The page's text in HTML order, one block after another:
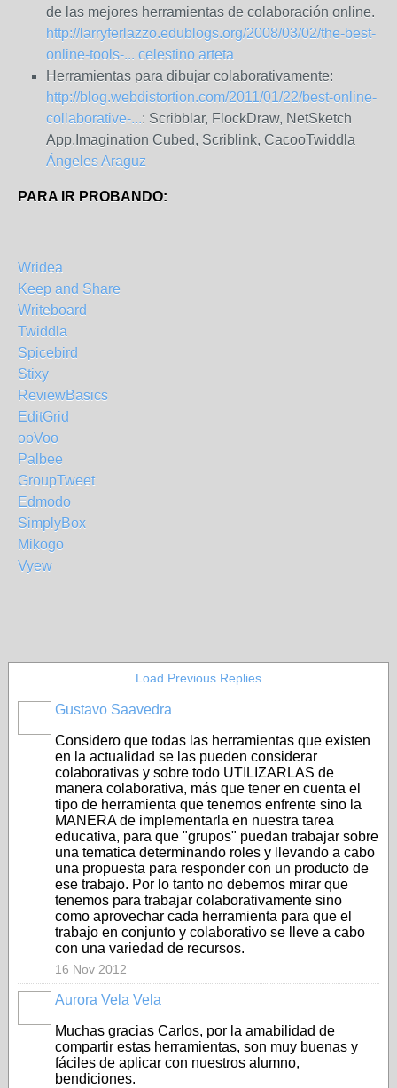
de las mejores herramientas de colaboración online.
http://larryferlazzo.edublogs.org/2008/03/02/the-best-
online-tools-... celestino arteta
Herramientas para dibujar colaborativamente:
http://blog.webdistortion.com/2011/01/22/best-online-
collaborative-...: Scribblar, FlockDraw, NetSketch
App,Imagination Cubed, Scriblink, CacooTwiddla
Ángeles Araguz
PARA IR PROBANDO:
Wridea
Keep and Share
Writeboard
Twiddla
Spicebird
Stixy
ReviewBasics
EditGrid
ooVoo
Palbee
GroupTweet
Edmodo
SimplyBox
Mikogo
Vyew
Load Previous Replies
Gustavo Saavedra
Considero que todas las herramientas que existen
en la actualidad se las pueden considerar
colaborativas y sobre todo UTILIZARLAS de
manera colaborativa, más que tener en cuenta el
tipo de herramienta que tenemos enfrente sino la
MANERA de implementarla en nuestra tarea
educativa, para que "grupos" puedan trabajar sobre
una tematica determinando roles y llevando a cabo
una propuesta para responder con un producto de
ese trabajo. Por lo tanto no debemos mirar que
tenemos para trabajar colaborativamente sino
como aprovechar cada herramienta para que el
trabajo en conjunto y colaborativo se lleve a cabo
con una variedad de recursos.
16 Nov 2012
Aurora Vela Vela
Muchas gracias Carlos, por la amabilidad de
compartir estas herramientas, son muy buenas y
fáciles de aplicar con nuestros alumno,
bendiciones.